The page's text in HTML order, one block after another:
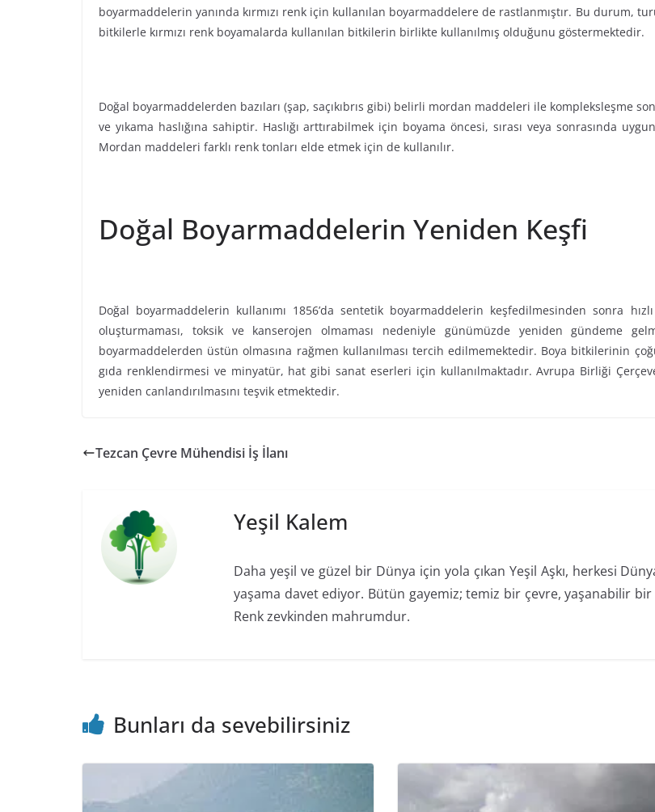
boyarmaddelerin yanında kırmızı renk için kullanılan boyarmaddelere de rastlanmıştır. Bu durum,
bitkilerle kırmızı renk boyamalarda kullanılan bitkilerin birlikte kullanılmış olduğunu göstermektedir.
Doğal boyarmaddelerden bazıları (şap, saçıkıbrıs gibi) belirli mordan maddeleri ile kompleksleşme
ve yıkama haslığına sahiptir. Haslığı arttırabilmek için boyama öncesi, sırası veya sonrasında
Mordan maddeleri farklı renk tonları elde etmek için de kullanılır.
Doğal Boyarmaddelerin Yeniden Keşfi
Doğal boyarmaddelerin kullanımı 1856’da sentetik boyarmaddelerin keşfedilmesinden sonra
oluşturmaması, toksik ve kanserojen olmaması nedeniyle günümüzde yeniden gündeme
boyarmaddelerden üstün olmasına rağmen kullanılması tercih edilmemektedir. Boya bitkilerinin
gıda renklendirmesi ve minyatür, hat gibi sanat eserleri için kullanılmaktadır. Avrupa Birliği
yeniden canlandırılmasını teşvik etmektedir.
Tezcan Çevre Mühendisi İş İlanı
Yeşil Kalem
Daha yeşil ve güzel bir Dünya için yola çıkan Yeşil Aşkı, herkesi
yaşama davet ediyor. Bütün gayemiz; temiz bir çevre, yaşanabilir
Renk zevkinden mahrumdur.
Bunları da sevebilirsiniz